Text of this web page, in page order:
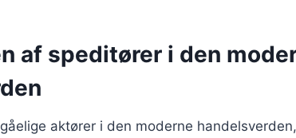
af speditører i den
aktører i den moderne